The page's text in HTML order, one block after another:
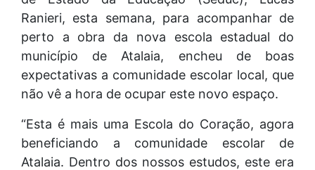
Ranieri, esta semana, para acompanhar de
perto a obra da nova escola estadual do
município de Atalaia, encheu de boas
expectativas a comunidade escolar local, que
não vê a hora de ocupar este novo espaço.
“Esta é mais uma Escola do Coração, agora
beneficiando a comunidade escolar de
Atalaia. Dentro dos nossos estudos, este era